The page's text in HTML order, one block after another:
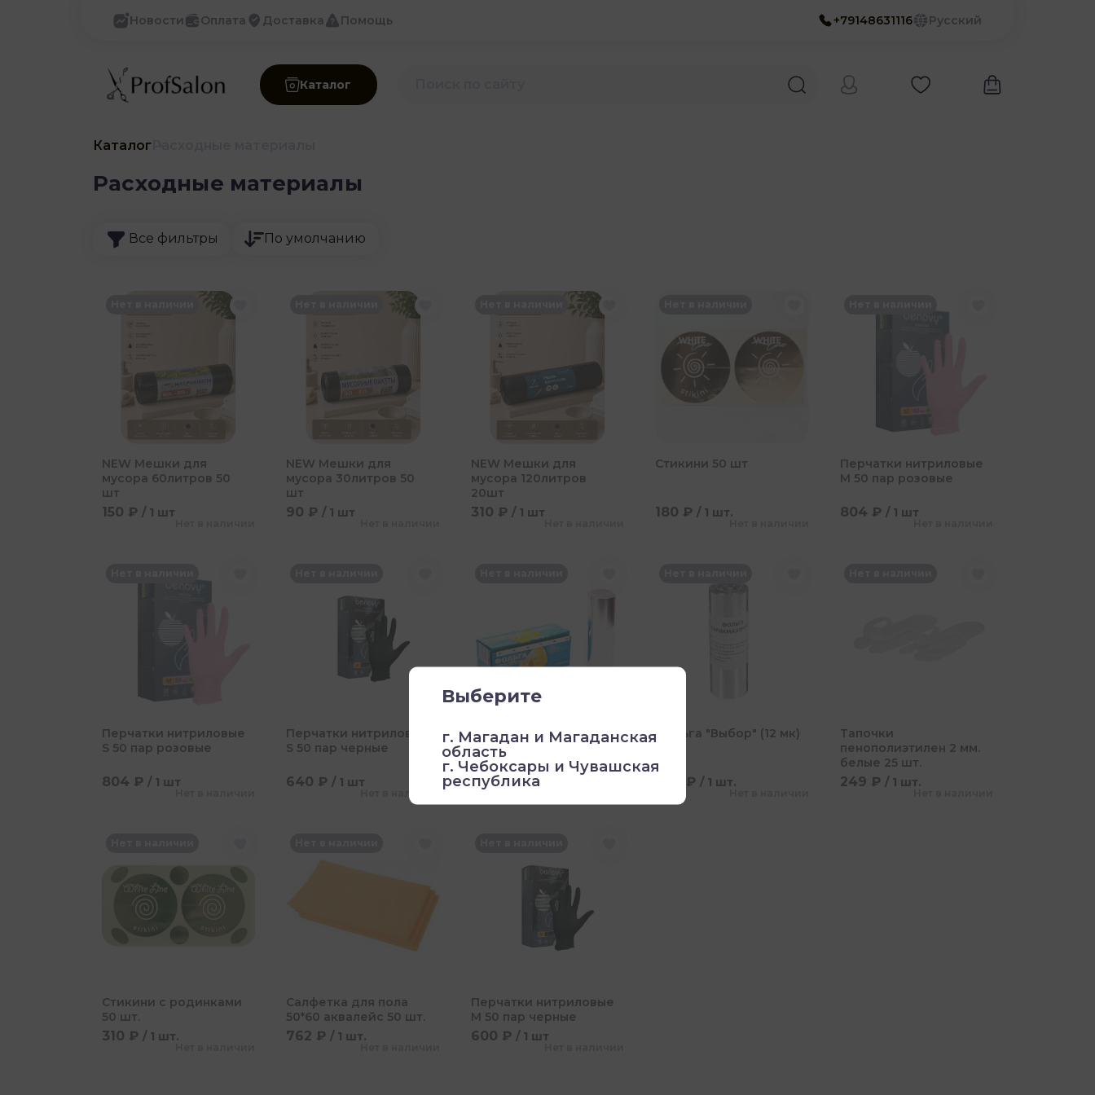
Новости Оплата Доставка Помощь +79148631116 Русский
Каталог
Каталог
Расходные материалы
Все фильтры По умолчанию
NEW Мешки для
мусора 60литров 50
шт
150 ₽ / 1 шт
NEW Мешки для
мусора 30литров 50
шт
90 ₽/ 1 шт
NEW Мешки для
мусора 120литров
20шт
310 ₽ / 1 шт
Стикини 50 шт
180 ₽/ 1 шт.
Перчатки нитриловые
M 50 пар розовые
804 ₽ / 1 шт
Перчатки нитриловые
S 50 пар розовые
804 ₽ / 1 шт
Перчатки нитриловые
S 50 пар черные
640 ₽ / 1 шт
Фольга (14мк) 100м
Серебрo
610 ₽ / 1 шт.
Фольга "Выбор" (12 мк)
430 ₽ / 1 шт.
Тапочки
пенополиэтилен 2 мм.
белые 25 шт.
249 ₽ / 1 шт.
Стикини с родинками
50 шт.
310 ₽ / 1 шт.
Салфетка для пола
50*60 аквалейс 50 шт.
762 ₽/ 1 шт.
Перчатки нитриловые
M 50 пар черные
600 ₽ / 1 шт
Выберите
г. Магадан и Магаданская
область
г. Чебоксары и Чувашская
республика